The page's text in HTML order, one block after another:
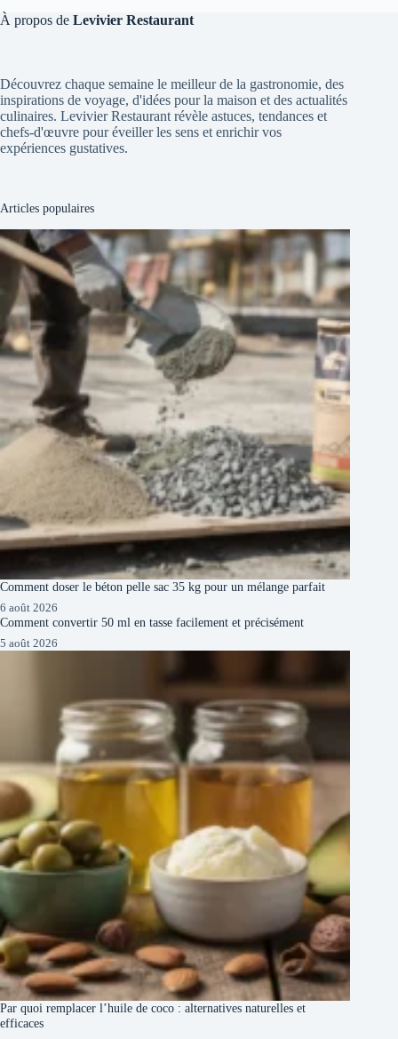
À propos de Levivier Restaurant
Découvrez chaque semaine le meilleur de la gastronomie, des
inspirations de voyage, d'idées pour la maison et des actualités
culinaires. Levivier Restaurant révèle astuces, tendances et
chefs-d'œuvre pour éveiller les sens et enrichir vos
expériences gustatives.
Articles populaires
Comment doser le béton pelle sac 35 kg pour un mélange parfait
6 août 2026
Comment convertir 50 ml en tasse facilement et précisément
5 août 2026
Par quoi remplacer l’huile de coco : alternatives naturelles et
efficaces